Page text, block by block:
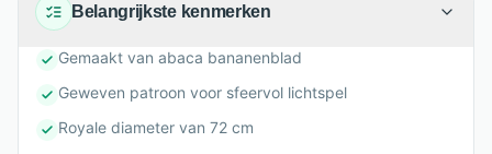
Belangrijkste kenmerken
Gemaakt van abaca bananenblad
Geweven patroon voor sfeervol lichtspel
Royale diameter van 72 cm